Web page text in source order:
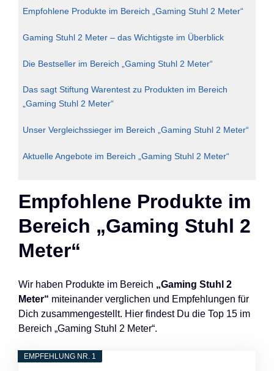
Empfohlene Produkte im Bereich „Gaming Stuhl 2 Meter“
Gaming Stuhl 2 Meter – das Wichtigste im Überblick
Die Bestseller im Bereich „Gaming Stuhl 2 Meter“
Das sagt Stiftung Warentest zu Produkten im Bereich
„Gaming Stuhl 2 Meter“
Unser Vergleichssieger im Bereich „Gaming Stuhl 2 Meter“
Aktuelle Angebote im Bereich „Gaming Stuhl 2 Meter“
Empfohlene Produkte im
Bereich „Gaming Stuhl 2
Meter“
Wir haben Produkte im Bereich „Gaming Stuhl 2
Meter“ miteinander verglichen und Empfehlungen für
Dich zusammengestellt. Hier findest Du die Top 15 im
Bereich „Gaming Stuhl 2 Meter“.
EMPFEHLUNG NR. 1